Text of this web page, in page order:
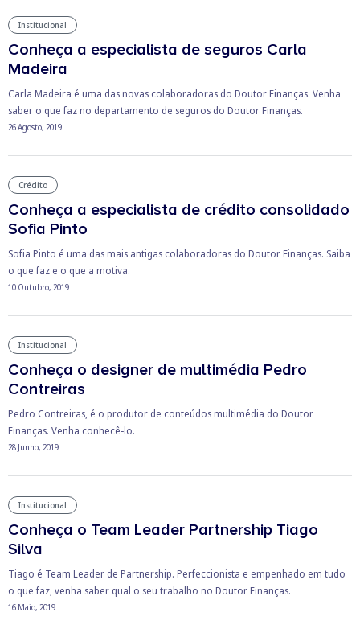
Institucional
Conheça a especialista de seguros Carla
Madeira
Carla Madeira é uma das novas colaboradoras do Doutor Finanças. Venha
saber o que faz no departamento de seguros do Doutor Finanças.
26 Agosto, 2019
Crédito
Conheça a especialista de crédito consolidado
Sofia Pinto
Sofia Pinto é uma das mais antigas colaboradoras do Doutor Finanças. Saiba
o que faz e o que a motiva.
10 Outubro, 2019
Institucional
Conheça o designer de multimédia Pedro
Contreiras
Pedro Contreiras, é o produtor de conteúdos multimédia do Doutor
Finanças. Venha conhecê-lo.
28 Junho, 2019
Institucional
Conheça o Team Leader Partnership Tiago
Silva
Tiago é Team Leader de Partnership. Perfeccionista e empenhado em tudo
o que faz, venha saber qual o seu trabalho no Doutor Finanças.
16 Maio, 2019